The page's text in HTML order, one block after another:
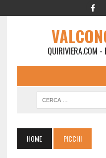
QUIRIVIERA.COM -
HOME PICCHI